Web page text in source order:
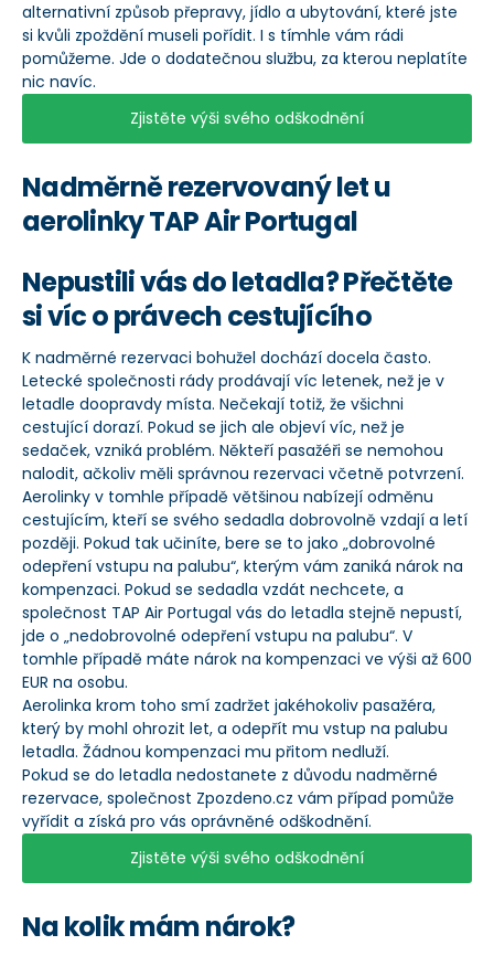
alternativní způsob přepravy, jídlo a ubytování, které jste
si kvůli zpoždění museli pořídit. I s tímhle vám rádi
pomůžeme. Jde o dodatečnou službu, za kterou neplatíte
nic navíc.
Zjistěte výši svého odškodnění
Nadměrně rezervovaný let u
aerolinky TAP Air Portugal
Nepustili vás do letadla? Přečtěte
si víc o právech cestujícího
K nadměrné rezervaci bohužel dochází docela často.
Letecké společnosti rády prodávají víc letenek, než je v
letadle doopravdy místa. Nečekají totiž, že všichni
cestující dorazí. Pokud se jich ale objeví víc, než je
sedaček, vzniká problém. Někteří pasažéři se nemohou
nalodit, ačkoliv měli správnou rezervaci včetně potvrzení.
Aerolinky v tomhle případě většinou nabízejí odměnu
cestujícím, kteří se svého sedadla dobrovolně vzdají a letí
později. Pokud tak učiníte, bere se to jako „dobrovolné
odepření vstupu na palubu“, kterým vám zaniká nárok na
kompenzaci. Pokud se sedadla vzdát nechcete, a
společnost TAP Air Portugal vás do letadla stejně nepustí,
jde o „nedobrovolné odepření vstupu na palubu“. V
tomhle případě máte nárok na kompenzaci ve výši až 600
EUR na osobu.
Aerolinka krom toho smí zadržet jakéhokoliv pasažéra,
který by mohl ohrozit let, a odepřít mu vstup na palubu
letadla. Žádnou kompenzaci mu přitom nedluží.
Pokud se do letadla nedostanete z důvodu nadměrné
rezervace, společnost Zpozdeno.cz vám případ pomůže
vyřídit a získá pro vás oprávněné odškodnění.
Zjistěte výši svého odškodnění
Na kolik mám nárok?